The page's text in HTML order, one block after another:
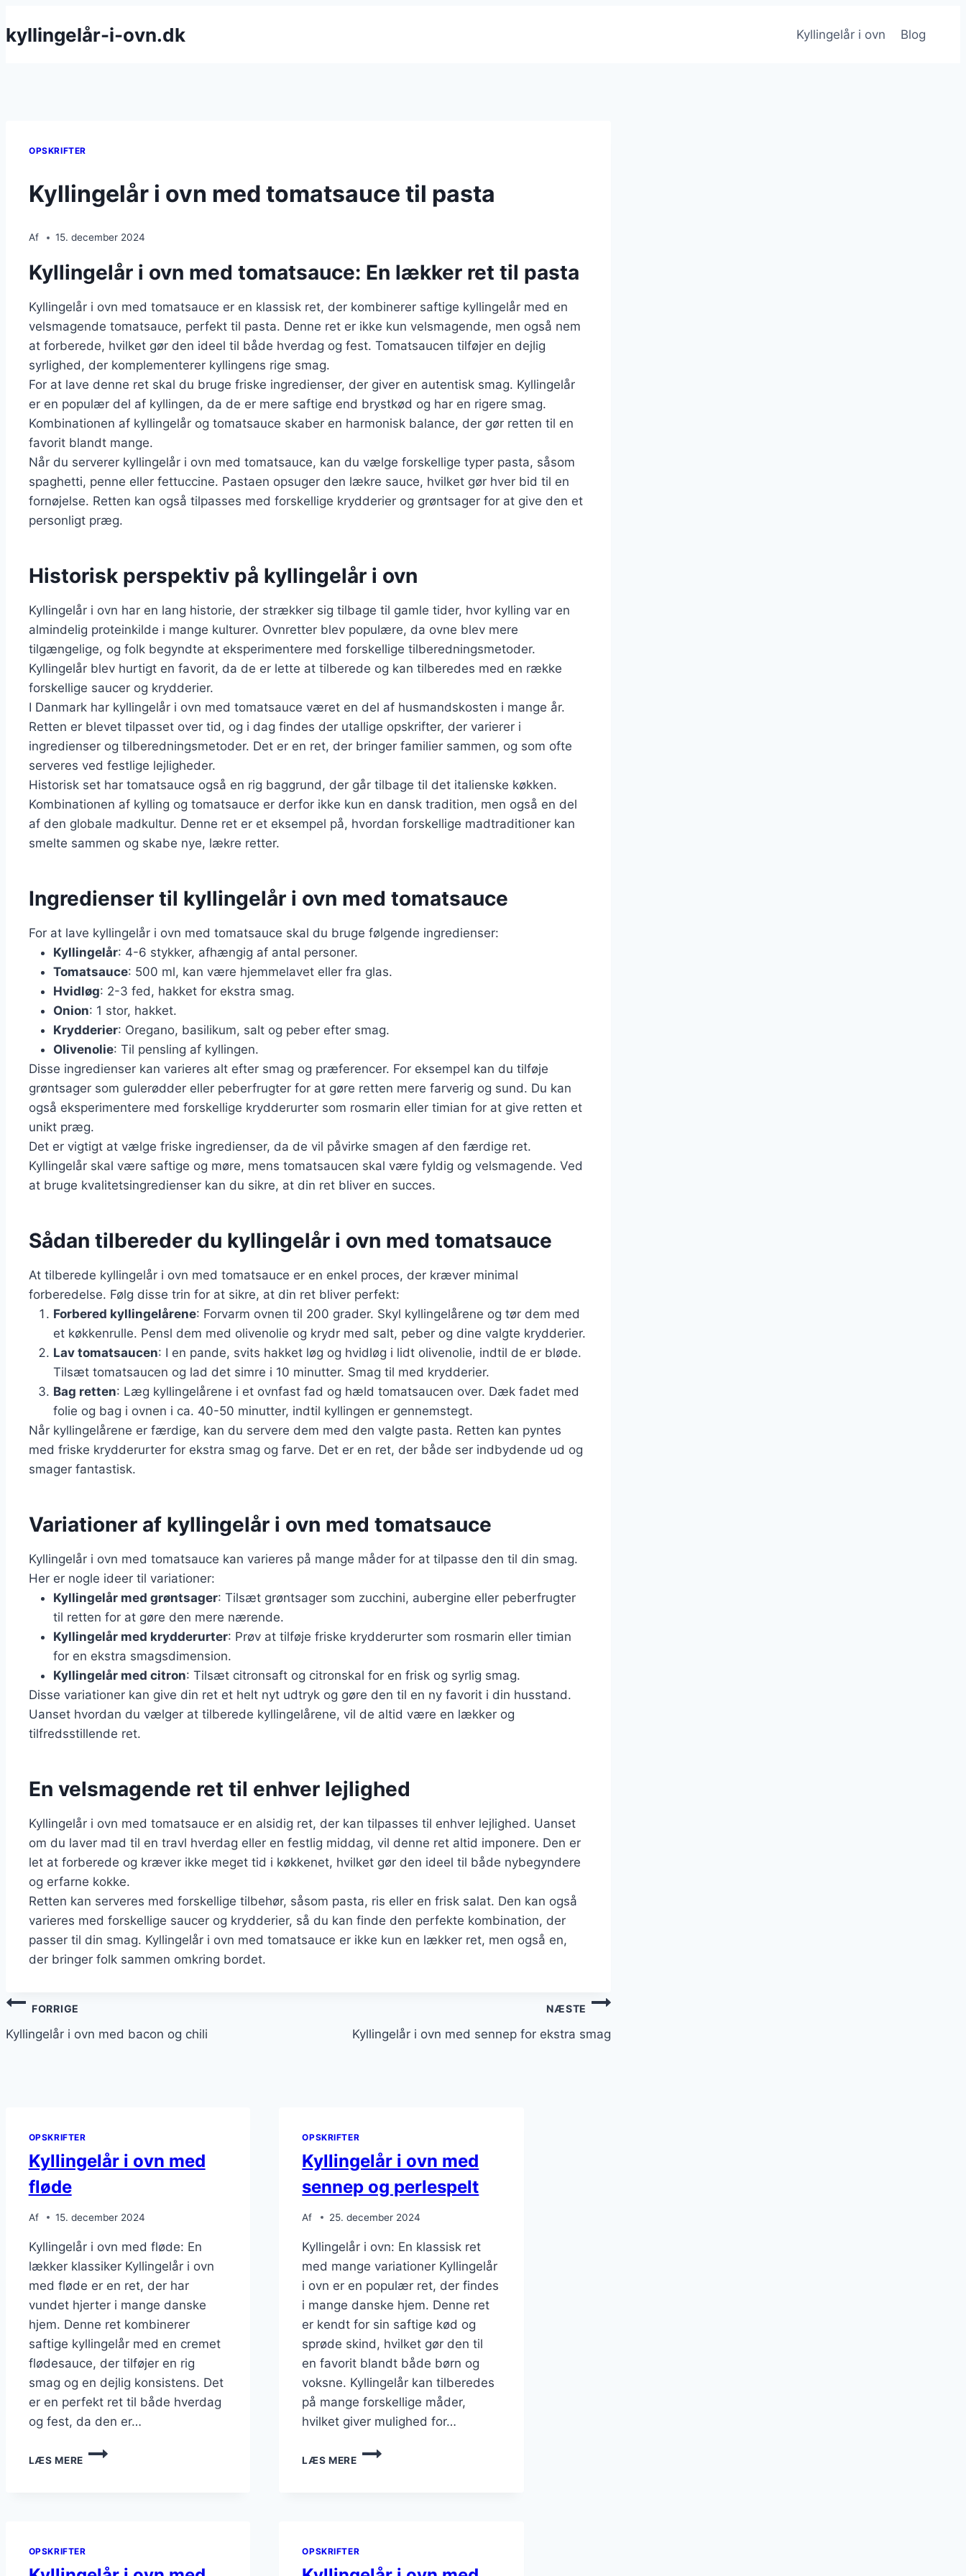
til
kyllingelår-i-ovn.dk Kyllingelår i ovn Blog
OPSKRIFTER
Kyllingelår i ovn med tomatsauce til pasta
Af 15. december 2024
Kyllingelår i ovn med tomatsauce: En lækker ret til pasta
Kyllingelår i ovn med tomatsauce er en klassisk ret, der kombinerer saftige kyllingelår med en
velsmagende tomatsauce, perfekt til pasta. Denne ret er ikke kun velsmagende, men også nem
at forberede, hvilket gør den ideel til både hverdag og fest. Tomatsaucen tilføjer en dejlig
syrlighed, der komplementerer kyllingens rige smag.
For at lave denne ret skal du bruge friske ingredienser, der giver en autentisk smag. Kyllingelår
er en populær del af kyllingen, da de er mere saftige end brystkød og har en rigere smag.
Kombinationen af kyllingelår og tomatsauce skaber en harmonisk balance, der gør retten til en
favorit blandt mange.
Når du serverer kyllingelår i ovn med tomatsauce, kan du vælge forskellige typer pasta, såsom
spaghetti, penne eller fettuccine. Pastaen opsuger den lækre sauce, hvilket gør hver bid til en
fornøjelse. Retten kan også tilpasses med forskellige krydderier og grøntsager for at give den et
personligt præg.
Historisk perspektiv på kyllingelår i ovn
Kyllingelår i ovn har en lang historie, der strækker sig tilbage til gamle tider, hvor kylling var en
almindelig proteinkilde i mange kulturer. Ovnretter blev populære, da ovne blev mere
tilgængelige, og folk begyndte at eksperimentere med forskellige tilberedningsmetoder.
Kyllingelår blev hurtigt en favorit, da de er lette at tilberede og kan tilberedes med en række
forskellige saucer og krydderier.
I Danmark har kyllingelår i ovn med tomatsauce været en del af husmandskosten i mange år.
Retten er blevet tilpasset over tid, og i dag findes der utallige opskrifter, der varierer i
ingredienser og tilberedningsmetoder. Det er en ret, der bringer familier sammen, og som ofte
serveres ved festlige lejligheder.
Historisk set har tomatsauce også en rig baggrund, der går tilbage til det italienske køkken.
Kombinationen af kylling og tomatsauce er derfor ikke kun en dansk tradition, men også en del
af den globale madkultur. Denne ret er et eksempel på, hvordan forskellige madtraditioner kan
smelte sammen og skabe nye, lækre retter.
Ingredienser til kyllingelår i ovn med tomatsauce
For at lave kyllingelår i ovn med tomatsauce skal du bruge følgende ingredienser:
Kyllingelår: 4-6 stykker, afhængig af antal personer.
Tomatsauce: 500 ml, kan være hjemmelavet eller fra glas.
Hvidløg: 2-3 fed, hakket for ekstra smag.
Onion: 1 stor, hakket.
Krydderier: Oregano, basilikum, salt og peber efter smag.
Olivenolie: Til pensling af kyllingen.
Disse ingredienser kan varieres alt efter smag og præferencer. For eksempel kan du tilføje
grøntsager som gulerødder eller peberfrugter for at gøre retten mere farverig og sund. Du kan
også eksperimentere med forskellige krydderurter som rosmarin eller timian for at give retten et
unikt præg.
Det er vigtigt at vælge friske ingredienser, da de vil påvirke smagen af den færdige ret.
Kyllingelår skal være saftige og møre, mens tomatsaucen skal være fyldig og velsmagende. Ved
at bruge kvalitetsingredienser kan du sikre, at din ret bliver en succes.
Sådan tilbereder du kyllingelår i ovn med tomatsauce
At tilberede kyllingelår i ovn med tomatsauce er en enkel proces, der kræver minimal
forberedelse. Følg disse trin for at sikre, at din ret bliver perfekt:
Forbered kyllingelårene: Forvarm ovnen til 200 grader. Skyl kyllingelårene og tør dem med
et køkkenrulle. Pensl dem med olivenolie og krydr med salt, peber og dine valgte krydderier.
Lav tomatsaucen: I en pande, svits hakket løg og hvidløg i lidt olivenolie, indtil de er bløde.
Tilsæt tomatsaucen og lad det simre i 10 minutter. Smag til med krydderier.
Bag retten: Læg kyllingelårene i et ovnfast fad og hæld tomatsaucen over. Dæk fadet med
folie og bag i ovnen i ca. 40-50 minutter, indtil kyllingen er gennemstegt.
Når kyllingelårene er færdige, kan du servere dem med den valgte pasta. Retten kan pyntes
med friske krydderurter for ekstra smag og farve. Det er en ret, der både ser indbydende ud og
smager fantastisk.
Variationer af kyllingelår i ovn med tomatsauce
Kyllingelår i ovn med tomatsauce kan varieres på mange måder for at tilpasse den til din smag.
Her er nogle ideer til variationer:
Kyllingelår med grøntsager: Tilsæt grøntsager som zucchini, aubergine eller peberfrugter
til retten for at gøre den mere nærende.
Kyllingelår med krydderurter: Prøv at tilføje friske krydderurter som rosmarin eller timian
for en ekstra smagsdimension.
Kyllingelår med citron: Tilsæt citronsaft og citronskal for en frisk og syrlig smag.
Disse variationer kan give din ret et helt nyt udtryk og gøre den til en ny favorit i din husstand.
Uanset hvordan du vælger at tilberede kyllingelårene, vil de altid være en lækker og
tilfredsstillende ret.
En velsmagende ret til enhver lejlighed
Kyllingelår i ovn med tomatsauce er en alsidig ret, der kan tilpasses til enhver lejlighed. Uanset
om du laver mad til en travl hverdag eller en festlig middag, vil denne ret altid imponere. Den er
let at forberede og kræver ikke meget tid i køkkenet, hvilket gør den ideel til både nybegyndere
og erfarne kokke.
Retten kan serveres med forskellige tilbehør, såsom pasta, ris eller en frisk salat. Den kan også
varieres med forskellige saucer og krydderier, så du kan finde den perfekte kombination, der
passer til din smag. Kyllingelår i ovn med tomatsauce er ikke kun en lækker ret, men også en,
der bringer folk sammen omkring bordet.
Indlægsnavigation
FORRIGE
Kyllingelår i ovn med bacon og chili
NÆSTE
Kyllingelår i ovn med sennep for ekstra smag
OPSKRIFTER
Kyllingelår i ovn med
fløde
Af 15. december 2024
Kyllingelår i ovn med fløde: En
lækker klassiker Kyllingelår i ovn
med fløde er en ret, der har
vundet hjerter i mange danske
hjem. Denne ret kombinerer
saftige kyllingelår med en cremet
flødesauce, der tilføjer en rig
smag og en dejlig konsistens. Det
er en perfekt ret til både hverdag
og fest, da den er…
LÆS MERE
KYLLINGELÅR
OPSKRIFTER
Kyllingelår i ovn med
sennep og perlespelt
Af 25. december 2024
Kyllingelår i ovn: En klassisk ret
med mange variationer Kyllingelår
i ovn er en populær ret, der findes
i mange danske hjem. Denne ret
er kendt for sin saftige kød og
sprøde skind, hvilket gør den til
en favorit blandt både børn og
voksne. Kyllingelår kan tilberedes
på mange forskellige måder,
hvilket giver mulighed for…
LÆS MERE
KYLLINGELÅR
I
OPSKRIFTER OPSKRIFTER